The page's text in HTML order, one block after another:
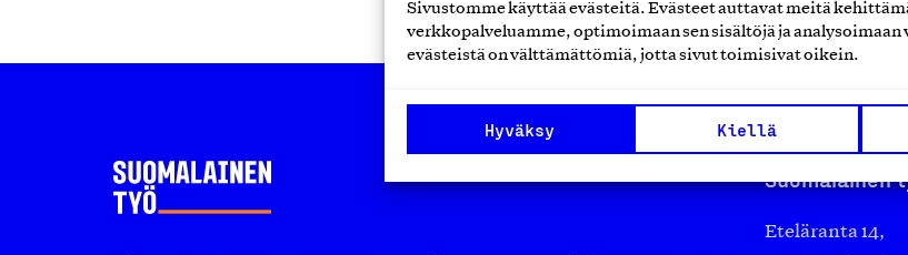
Sivustomme käyttää evästeitä. Evästeet auttavat meitä
verkkopalveluamme, optimoimaan sen sisältöjä ja
evästeistä on välttämättömiä, jotta sivut toimisivat oikein.
Hyväksy Kiellä
Suomalainen
Eteläranta 14,